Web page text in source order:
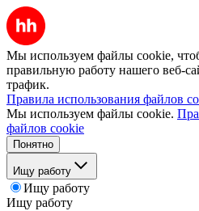
Мы используем файлы cookie,
правильную работу нашего веб-
трафик.
Правила использования файлов
Мы используем файлы cookie.
файлов cookie
Понятно
Ищу работу
Ищу работу
Ищу работу